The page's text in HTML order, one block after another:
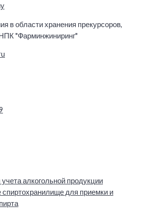
в области хранения прекурсоров,
"Фарминжиниринг"
алкогольной продукции
для приемки и